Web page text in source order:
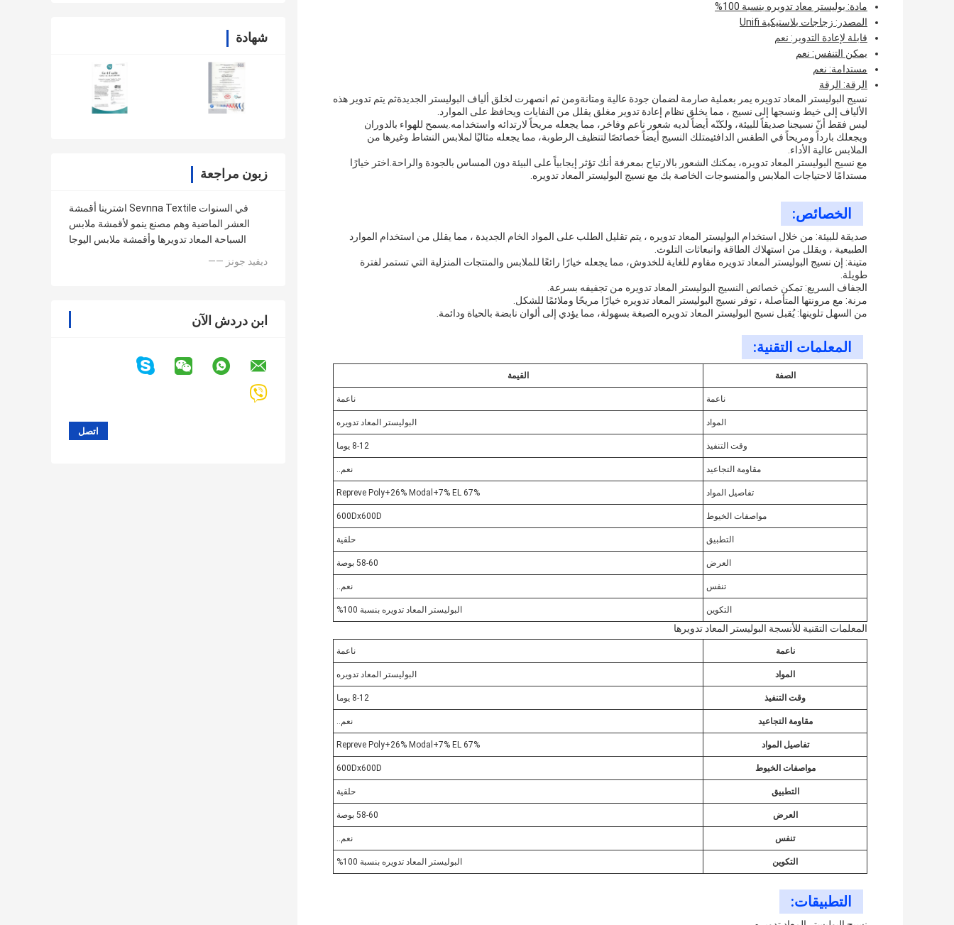
شهادة
زبون مراجعة
اشترينا أقمشة Sevnna Textile في السنوات
العشر الماضية وهم مصنع ينمو لأقمشة ملابس
السباحة المعاد تدويرها وأقمشة ملابس اليوجا
—— ديفيد جونز
ابن دردش الآن
مادة: بوليستر معاد تدويره بنسبة 100%
المصدر: زجاجات بلاستيكية Unifi
قابلة لإعادة التدوير: نعم
يمكن التنفس: نعم
مستدامة: نعم
الرقة: الرقة
نسيج البوليستر المعاد تدويره يمر بعملية صارمة لضمان جودة عالية ومتانةومن ثم انصهرت لخلق ألياف البوليستر الجديدةثم يتم تدوير هذه
الألياف إلى خيط ونسجها إلى نسيج ، مما يخلق نظام إعادة تدوير مغلق يقلل من النفايات ويحافظ على الموارد.
ليس فقط أنّ نسيجنا صديقاً للبيئة، ولكنّه أيضاً لديه شعور ناعم وفاخر، مما يجعله مريحاً لارتدائه واستخدامه.يسمح للهواء بالدوران
ويجعلك بارداً ومريحاً في الطقس الدافئيمتلك النسيج أيضاً خصائصًا لتنظيف الرطوبة، مما يجعله مثاليًا لملابس النشاط وغيرها من
الملابس عالية الأداء.
مع نسيج البوليستر المعاد تدويره، يمكنك الشعور بالارتياح بمعرفة أنك تؤثر إيجابياً على البيئة دون المساس بالجودة والراحة.اختر خيارًا
مستدامًا لاحتياجات الملابس والمنسوجات الخاصة بك مع نسيج البوليستر المعاد تدويره.
الخصائص:
صديقة للبيئة: من خلال استخدام البوليستر المعاد تدويره ، يتم تقليل الطلب على المواد الخام الجديدة ، مما يقلل من استخدام الموارد
الطبيعية ، ويقلل من استهلاك الطاقة وانبعاثات التلوث.
متينة: إن نسيج البوليستر المعاد تدويره مقاوم للغاية للخدوش، مما يجعله خيارًا رائعًا للملابس والمنتجات المنزلية التي تستمر لفترة
طويلة.
الجفاف السريع: تمكن خصائص النسيج البوليستر المعاد تدويره من تجفيفه بسرعة.
مرنة: مع مرونتها المتأصلة ، توفر نسيج البوليستر المعاد تدويره خيارًا مريحًا وملائمًا للشكل.
من السهل تلوينها: يُقبل نسيج البوليستر المعاد تدويره الصبغة بسهولة، مما يؤدي إلى ألوان نابضة بالحياة ودائمة.
المعلمات التقنية:
الصفة القيمة
ناعمة ناعمة
المواد البوليستر المعاد تدويره
وقت التنفيذ 8-12 يوما
مقاومة التجاعيد نعم..
تفاصيل المواد 67% Repreve Poly+26% Modal+7% EL
مواصفات الخيوط 600Dx600D
التطبيق حلقية
العرض 58-60 بوصة
تنفس نعم..
التكوين البوليستر المعاد تدويره بنسبة 100%
المعلمات التقنية للأنسجة البوليستر المعاد تدويرها
ناعمة ناعمة
المواد البوليستر المعاد تدويره
وقت التنفيذ 8-12 يوما
مقاومة التجاعيد نعم..
تفاصيل المواد 67% Repreve Poly+26% Modal+7% EL
مواصفات الخيوط 600Dx600D
التطبيق حلقية
العرض 58-60 بوصة
تنفس نعم..
التكوين البوليستر المعاد تدويره بنسبة 100%
التطبيقات: